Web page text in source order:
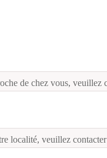
de chez vous, veuillez
localité, veuillez